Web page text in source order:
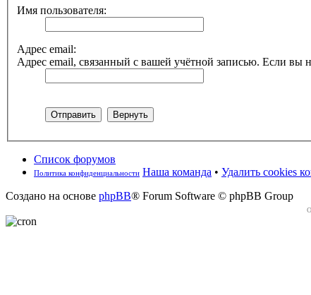
Имя пользователя:
Адрес email:
Адрес email, связанный с вашей учётной записью. Если вы
Список форумов
Политика конфиденциальности Наша команда • Удалить cookies
Создано на основе phpBB® Forum Software © phpBB Group